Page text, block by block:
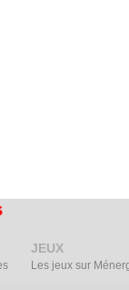
JEUX
Les jeux sur